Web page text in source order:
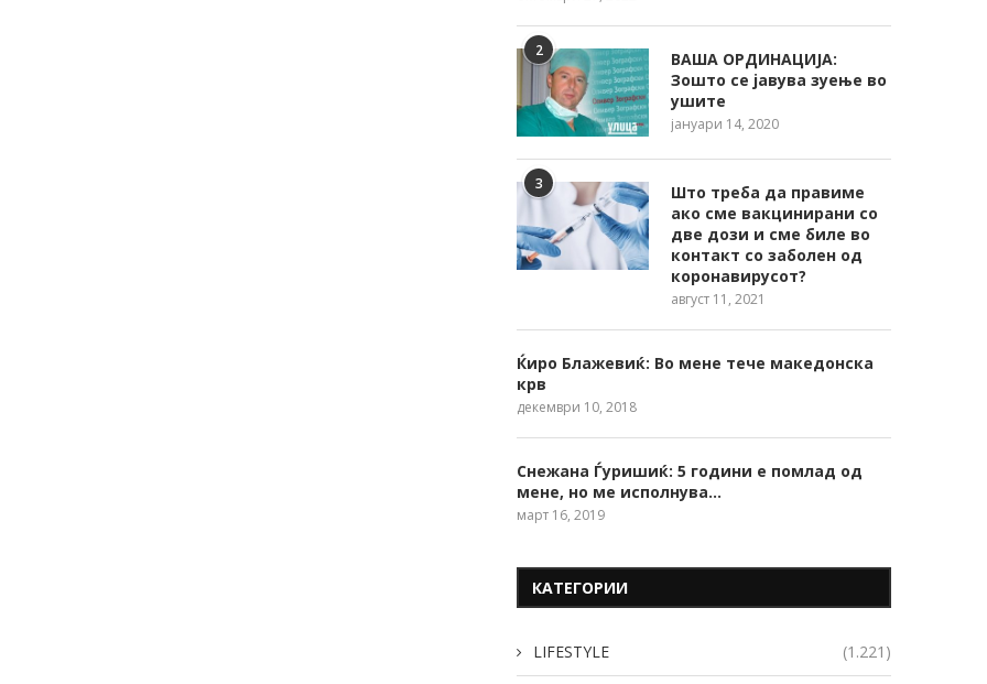
2
ВАША ОРДИНАЦИЈА:
Зошто се јавува зуење во
ушите
јануари 14, 2020
3
Што треба да правиме
ако сме вакцинирани со
две дози и сме биле во
контакт со заболен од
коронавирусот?
август 11, 2021
Ќиро Блажевиќ: Во мене тече македонска
крв
декември 10, 2018
Снежана Ѓуришиќ: 5 години е помлад од
мене, но ме исполнува…
март 16, 2019
КАТЕГОРИИ
LIFESTYLE (1.221)